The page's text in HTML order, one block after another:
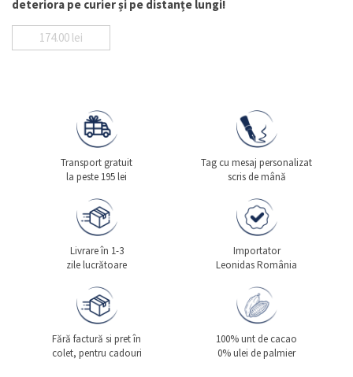
deteriora pe curier și pe distanțe lungi!
174.00 lei
Transport gratuit
la peste 195 lei
Tag cu mesaj personalizat
scris de mână
Livrare în 1-3
zile lucrătoare
Importator
Leonidas România
Fără factură si pret în
colet, pentru cadouri
100% unt de cacao
0% ulei de palmier